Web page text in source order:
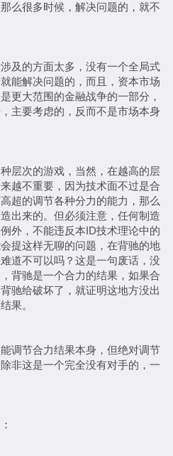
么很多时候，解决问题的，就不
及的方面太多，没有一个全局式
能解决问题的，而且，资本市场
更大范围的金融战争的一部分，
主要考虑的，反而不是市场本身
层次的游戏，当然，在越高的层
越不重要，因为技术面不过是合
超的调节各种分力的能力，那么
出来的。但必须注意，任何制造
外，不能违反本ID技术理论中的
提这样无聊的问题，在背驰的地
道不可以吗？这是一句废话，没
背驰是一个合力的结果，如果合
驰给破坏了，就证明这地方没出
果。
调节合力结果本身，但绝对调节
非这是一个完全没有对手的，一